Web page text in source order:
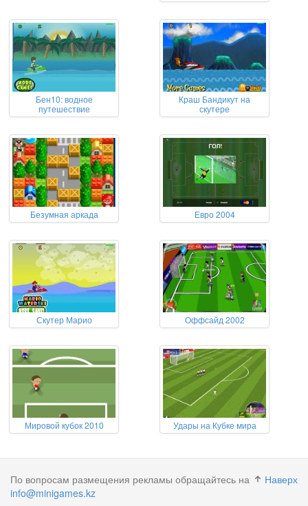
Бен10: водное
путешествие
Краш Бандикут на
скутере
Безумная аркада Евро 2004
Скутер Марио Оффсайд 2002
Мировой кубок 2010 Удары на Кубке мира
Наверх
По вопросам размещения рекламы обращайтесь на
info@minigames.kz